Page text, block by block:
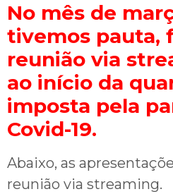
No mês de
tivemos pauta,
reunião via
ao início da
imposta pela
Covid-19.
Abaixo, as
reunião via streaming.